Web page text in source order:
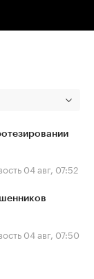
04 авг, 07:52
04 авг, 07:50